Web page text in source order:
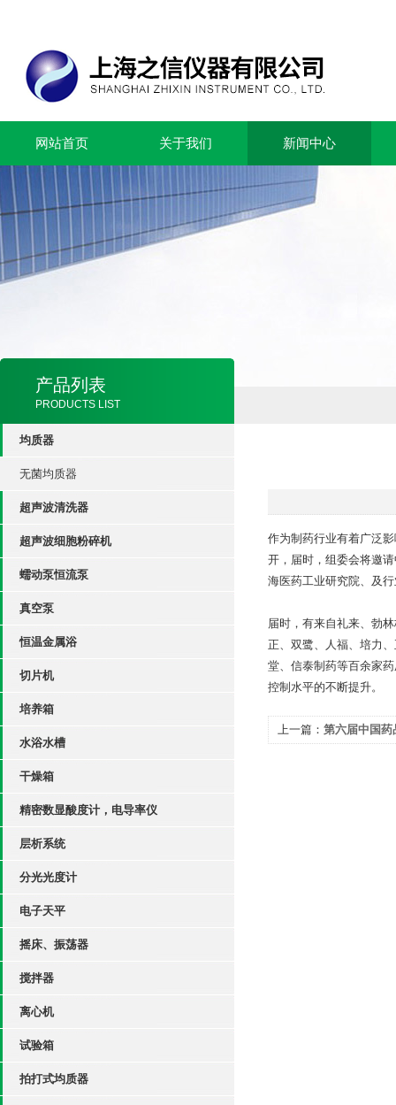
网站首页 关于我们 新闻中心
产品列表
PRODUCTS LIST
均质器
无菌均质器
超声波清洗器
超声波细胞粉碎机
蠕动泵恒流泵
真空泵
恒温金属浴
切片机
培养箱
水浴水槽
干燥箱
精密数显酸度计，电导率仪
层析系统
分光光度计
电子天平
摇床、振荡器
搅拌器
离心机
试验箱
拍打式均质器
作为制药行业有着广泛
开，届时，组委会将邀
海医药工业研究院、及
届时，有来自礼来、勃
正、双鹭、人福、培力
堂、信泰制药等百余家
控制水平的不断提升。
上一篇： 第六届中国药